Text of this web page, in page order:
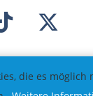
die es